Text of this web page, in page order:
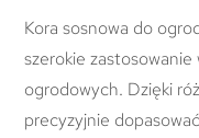
Kora sosnowa do
szerokie
ogrodowych. Dzięki
precyzyjnie